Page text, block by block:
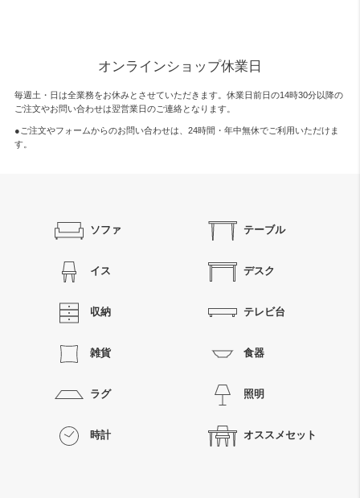
オンラインショップ休業日
毎週土・日は全業務をお休みとさせていただきます。休業日前日の14時30分以降の
ご注文やお問い合わせは翌営業日のご連絡となります。
●ご注文やフォームからのお問い合わせは、 24時間・年中無休でご利用いただけま
す。
ソファ テーブル
イス デスク
収納 テレビ台
雑貨 食器
ラグ 照明
時計 オススメセット